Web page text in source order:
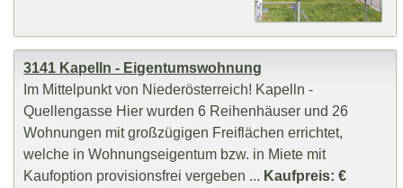
3141 Kapelln - Eigentumswohnung
Im Mittelpunkt von Niederösterreich! Kapelln -
Quellengasse Hier wurden 6 Reihenhäuser und 26
Wohnungen mit großzügigen Freiflächen errichtet,
welche in Wohnungseigentum bzw. in Miete mit
Kaufoption provisionsfrei vergeben ... Kaufpreis: €